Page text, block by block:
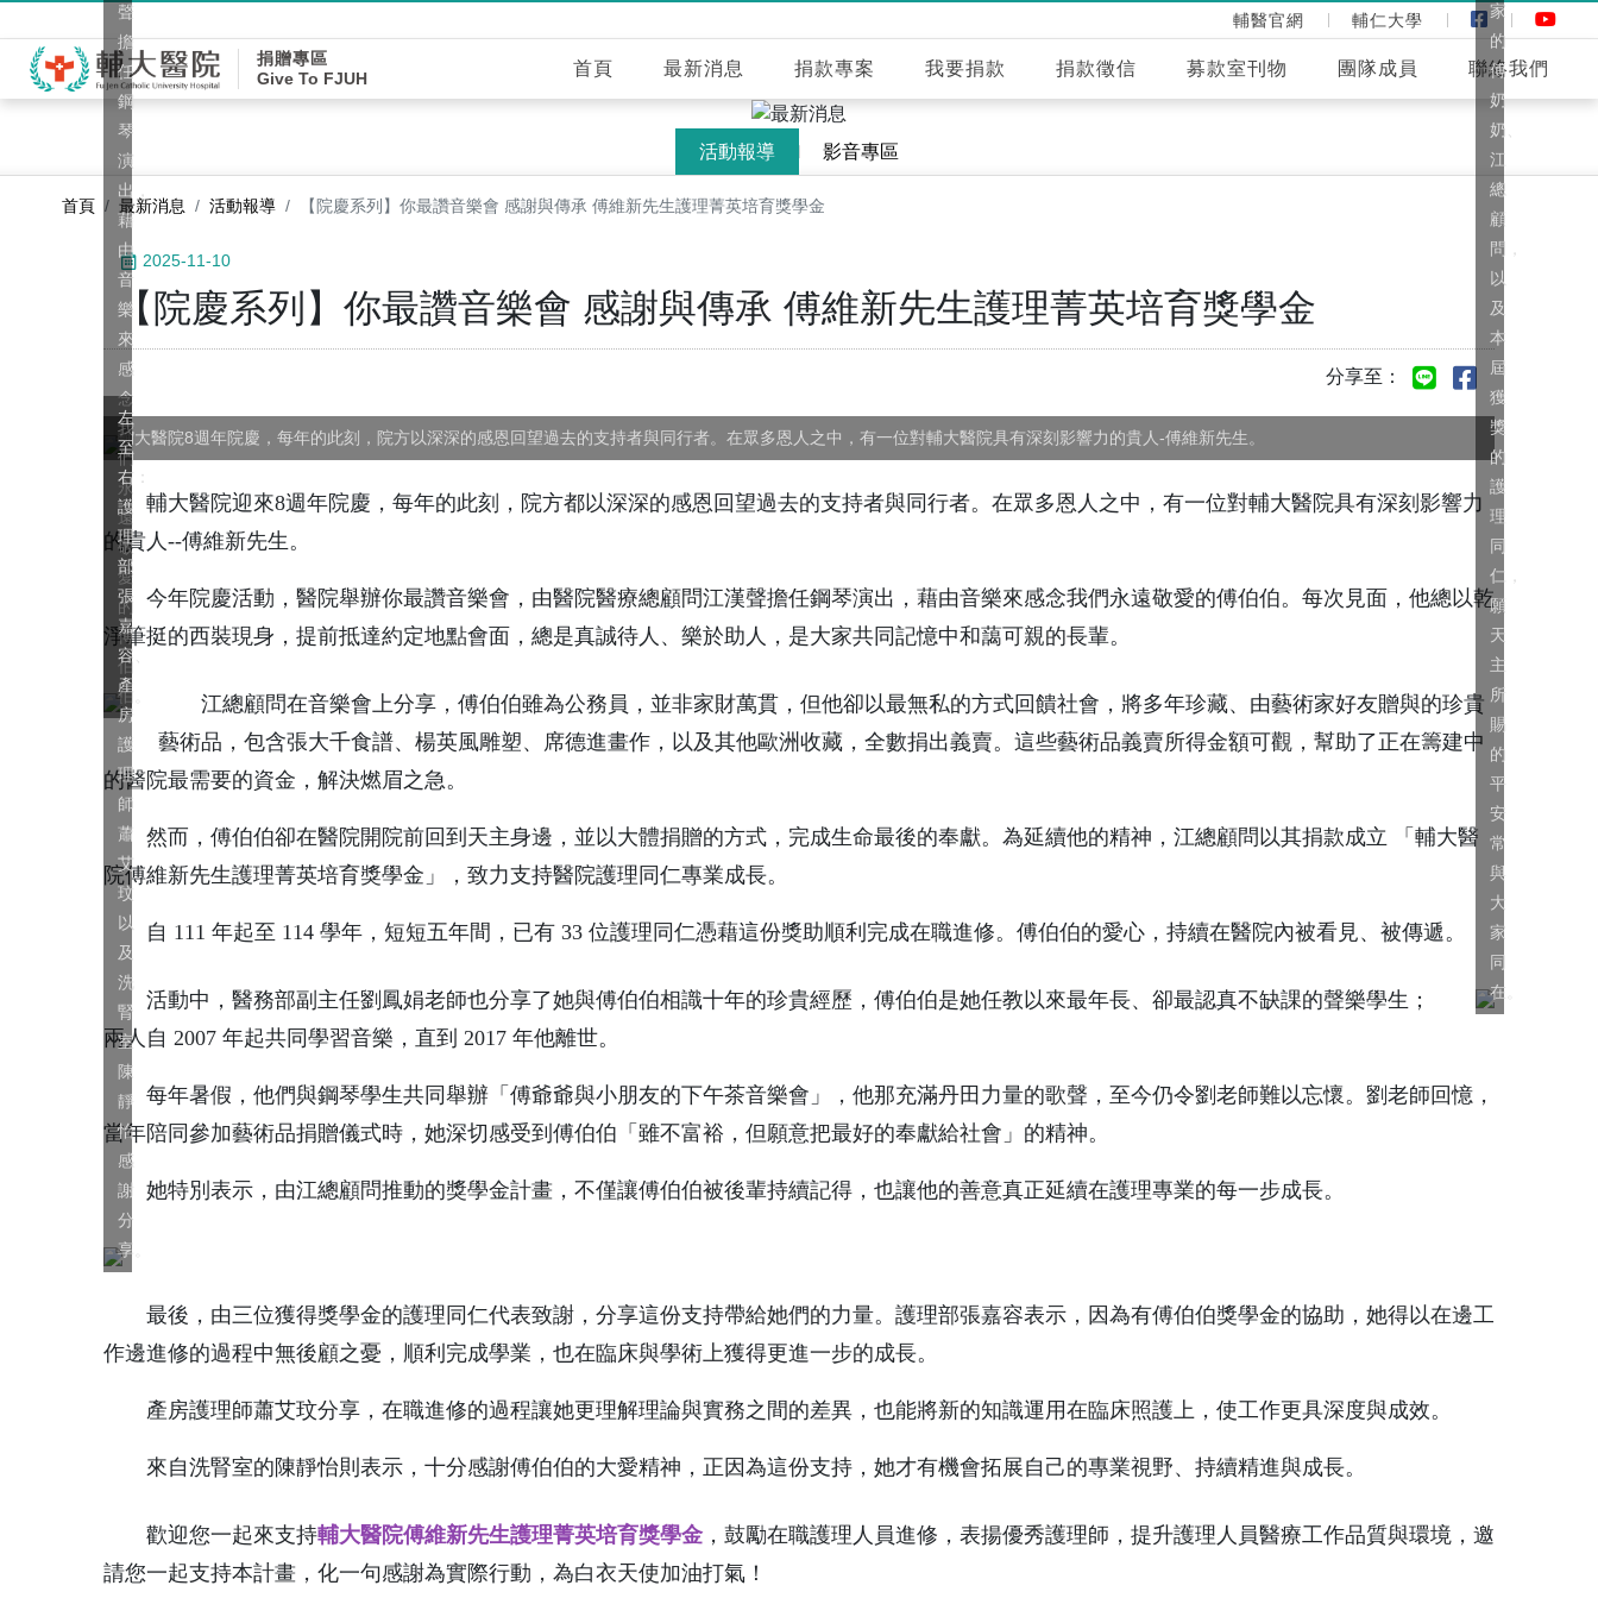
輔醫官網 輔仁大學
捐贈專區
Give To FJUH
首頁 最新消息 捐款專案 我要捐款 捐款徵信 募款室刊物 團隊成員 聯絡我們
活動報導 影音專區
首頁 最新消息 活動報導 【院慶系列】你最讚音樂會 感謝與傳承 傅維新先生護理菁英培育獎學金
2025-11-10
【院慶系列】你最讚音樂會 感謝與傳承 傅維新先生護理菁英培育獎學金
分享至：
輔大醫院8週年院慶，每年的此刻，院方以深深的感恩回望過去的支持者與同行者。在眾多恩人之中，有一位對輔大醫院具有深刻影響力的貴人-傅維新先生。
輔大醫院迎來8週年院慶，每年的此刻，院方都以深深的感恩回望過去的支持者與同行者。在眾多恩人之中，有一位對輔大醫院具有深刻影響力
的貴人--傅維新先生。
今年院慶活動，醫院舉辦你最讚音樂會，由醫院醫療總顧問江漢聲擔任鋼琴演出，藉由音樂來感念我們永遠敬愛的傅伯伯。每次見面，他總以乾
淨筆挺的西裝現身，提前抵達約定地點會面，總是真誠待人、樂於助人，是大家共同記憶中和藹可親的長輩。
聲
擔
任
鋼
琴
演
出，
藉
由
音
樂
來
感
念
我
們
永
遠
敬
愛
的
傅
伯
伯。
江總顧問在音樂會上分享，傅伯伯雖為公務員，並非家財萬貫，但他卻以最無私的方式回饋社會，將多年珍藏、由藝術家好友贈與的珍貴
藝術品，包含張大千食譜、楊英風雕塑、席德進畫作，以及其他歐洲收藏，全數捐出義賣。這些藝術品義賣所得金額可觀，幫助了正在籌建中
的醫院最需要的資金，解決燃眉之急。
然而，傅伯伯卻在醫院開院前回到天主身邊，並以大體捐贈的方式，完成生命最後的奉獻。為延續他的精神，江總顧問以其捐款成立 「輔大醫
院傅維新先生護理菁英培育獎學金」，致力支持醫院護理同仁專業成長。
自 111 年起至 114 學年，短短五年間，已有 33 位護理同仁憑藉這份獎助順利完成在職進修。傅伯伯的愛心，持續在醫院內被看見、被傳遞。
家
的
傅
奶
奶、
江
總
顧
問，
以
及
本
屆
獲
獎
的
護
理
同
仁，
願
天
主
所
賜
的
平
安
常
與
大
家
同
在。
活動中，醫務部副主任劉鳳娟老師也分享了她與傅伯伯相識十年的珍貴經歷，傅伯伯是她任教以來最年長、卻最認真不缺課的聲樂學生；
兩人自 2007 年起共同學習音樂，直到 2017 年他離世。
每年暑假，他們與鋼琴學生共同舉辦「傅爺爺與小朋友的下午茶音樂會」，他那充滿丹田力量的歌聲，至今仍令劉老師難以忘懷。劉老師回憶，
當年陪同參加藝術品捐贈儀式時，她深切感受到傅伯伯「雖不富裕，但願意把最好的奉獻給社會」的精神。
她特別表示，由江總顧問推動的獎學金計畫，不僅讓傅伯伯被後輩持續記得，也讓他的善意真正延續在護理專業的每一步成長。
左
至
右：
護
理
部
張
嘉
容、
產
房
護
理
師
蕭
艾
玟
以
及
洗
腎
室
陳
靜
怡
感
謝
分
享。
最後，由三位獲得獎學金的護理同仁代表致謝，分享這份支持帶給她們的力量。護理部張嘉容表示，因為有傅伯伯獎學金的協助，她得以在邊工
作邊進修的過程中無後顧之憂，順利完成學業，也在臨床與學術上獲得更進一步的成長。
產房護理師蕭艾玟分享，在職進修的過程讓她更理解理論與實務之間的差異，也能將新的知識運用在臨床照護上，使工作更具深度與成效。
來自洗腎室的陳靜怡則表示，十分感謝傅伯伯的大愛精神，正因為這份支持，她才有機會拓展自己的專業視野、持續精進與成長。
歡迎您一起來支持輔大醫院傅維新先生護理菁英培育獎學金 ，鼓勵在職護理人員進修，表揚優秀護理師，提升護理人員醫療工作品質與環境，邀
請您一起支持本計畫，化一句感謝為實際行動，為白衣天使加油打氣！